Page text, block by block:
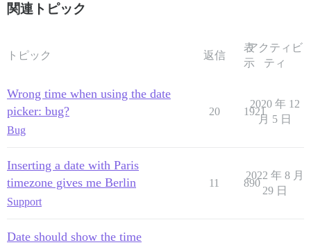
関連トピック
トピック 返信
表
示
アクティビ
ティ
Wrong time when using the date
picker: bug?
Bug
20 1921
2020 年 12
月 5 日
Inserting a date with Paris
timezone gives me Berlin
Support
11 890
2022 年 8 月
29 日
Date should show the time